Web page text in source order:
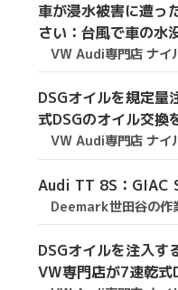
車が浸水被害に遭っ
さい：台風で車の水
意ポイントをVW専
理】
VW Audi専門店 ナイ
DSGオイルを規定量
式DSGのオイル交換
理】
VW Audi専門店 ナイ
Audi TT 8S：GIAC
Deemark世田谷の作
DSGオイルを注入す
VW専門店が7速乾式